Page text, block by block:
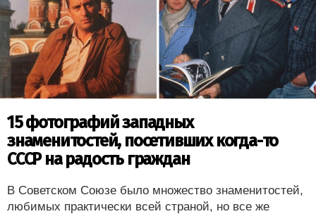
15 фотографий западных
знаменитостей, посетивших когда-то
СССР на радость граждан
В Советском Союзе было множество знаменитостей,
любимых практически всей страной, но все же